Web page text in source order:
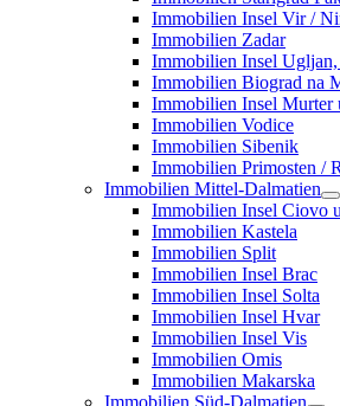
Immobilien Insel Vir /
Immobilien Zadar
Immobilien Insel
Immobilien Biograd na
Immobilien Insel Murter
Immobilien Vodice
Immobilien Sibenik
Immobilien Primosten /
Immobilien Mittel-Dalmatien
Immobilien Insel Ciovo
Immobilien Kastela
Immobilien Split
Immobilien Insel Brac
Immobilien Insel Solta
Immobilien Insel Hvar
Immobilien Insel Vis
Immobilien Omis
Immobilien Makarska
Immobilien Süd-Dalmatien